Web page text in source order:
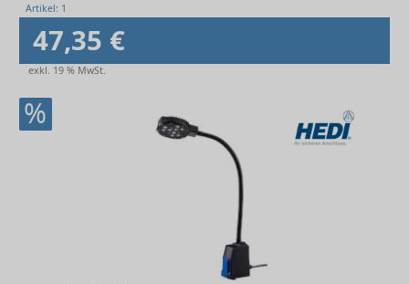
Artikel: 1
47,35 €
exkl. 19 % MwSt.
%